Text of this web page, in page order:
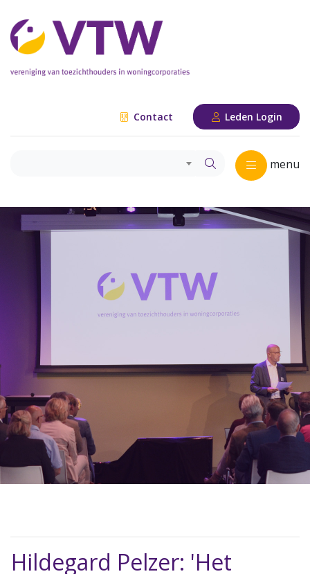
Contact Leden Login
menu
Hildegard Pelzer: 'Het